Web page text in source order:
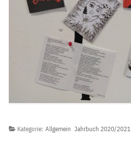
Kategorie: Allgemein Jahrbuch 2020/2021